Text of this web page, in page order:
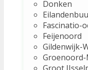
Donken
Fascinatio-
Feijenoord
Gildenwijk-
Groenoord-